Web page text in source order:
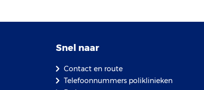
Snel naar
Contact en route
Telefoonnummers poliklinieken